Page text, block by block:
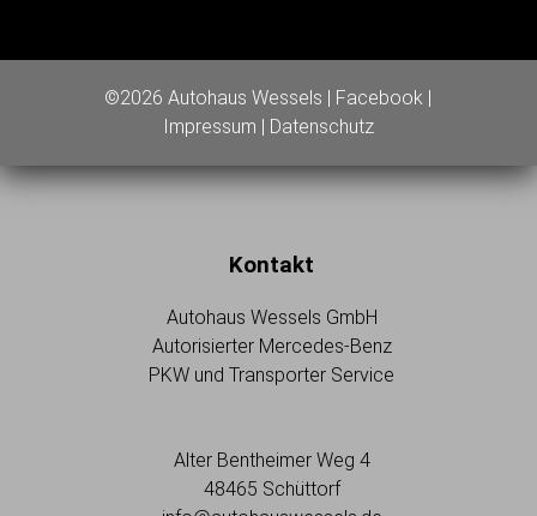
©2026 Autohaus Wessels | Facebook |
Impressum | Datenschutz
Kontakt
Autohaus Wessels GmbH
Autorisierter Mercedes-Benz
PKW und Transporter Service
Alter Bentheimer Weg 4
48465 Schüttorf